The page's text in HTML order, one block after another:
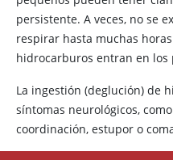
persistente. A veces, no se
respirar hasta muchas
hidrocarburos entran en los
La ingestión (deglución) de
síntomas neurológicos,
coordinación, estupor o